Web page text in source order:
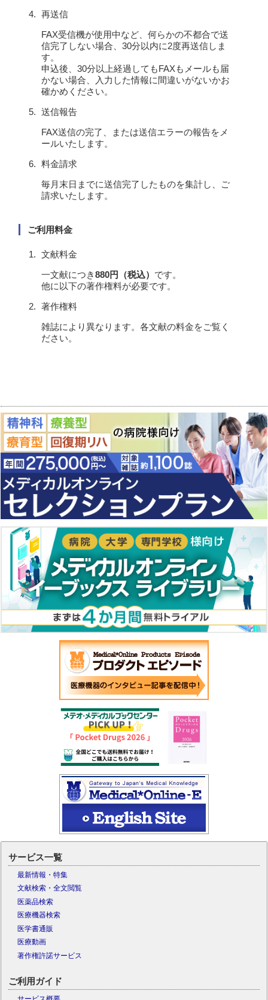
再送信
FAX受信機が使用中など、何らかの不都合で送
信完了しない場合、30分以内に2度再送信しま
す。
申込後、30分以上経過してもFAXもメールも届
かない場合、入力した情報に間違いがないかお
確かめください。
送信報告
FAX送信の完了、または送信エラーの報告をメ
ールいたします。
料金請求
毎月末日までに送信完了したものを集計し、ご
請求いたします。
ご利用料金
文献料金
一文献につき880円（税込） です。
他に以下の著作権料が必要です。
著作権料
雑誌により異なります。各文献の料金をご覧く
ださい。
サービス一覧
最新情報・特集
文献検索・全文閲覧
医薬品検索
医療機器検索
医学書通販
医療動画
著作権許諾サービス
ご利用ガイド